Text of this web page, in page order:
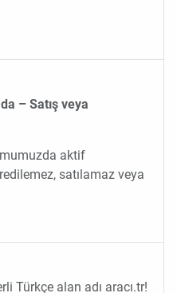
– Satış veya
aktif
satılamaz veya
Türkçe alan adı aracı.tr!